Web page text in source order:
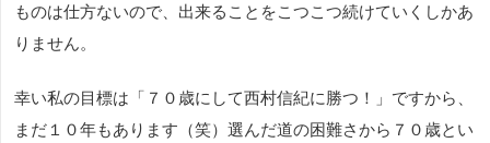
ものは仕方ないので、出来ることをこつこつ続けていくしかあ
りません。
幸い私の目標は「７０歳にして西村信紀に勝つ！」ですから、
まだ１０年もあります（笑）選んだ道の困難さから７０歳とい